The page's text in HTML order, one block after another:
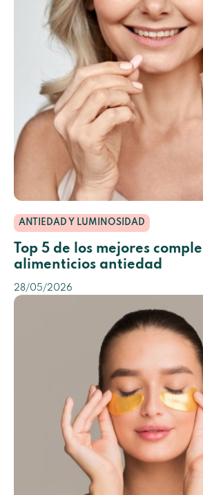
ANTIEDAD Y LUMINOSIDAD
Top 5 de los mejores
alimenticios antiedad
28/05/2026